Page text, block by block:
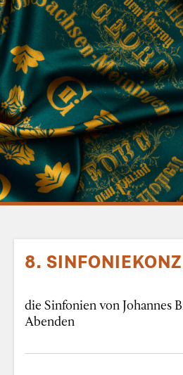
8.
die Sinfonien von Johannes
Abenden